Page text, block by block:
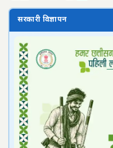
सरकारी विज्ञापन